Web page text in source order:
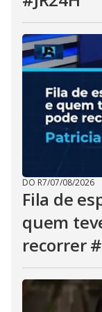
DO R7/07/08/2026
Fila de
quem
recorrer